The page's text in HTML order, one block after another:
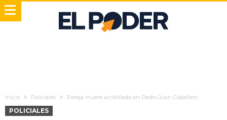
Inicio Policiales Pareja muere acribillada en Pedro Juan Caballero
POLICIALES